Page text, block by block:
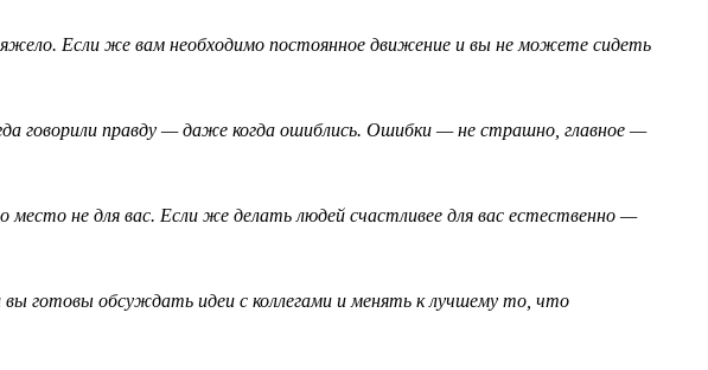
Если же вам необходимо постоянное движение и вы не можете сидеть
говорили правду — даже когда ошиблись. Ошибки — не страшно, главное —
не для вас. Если же делать людей счастливее для вас естественно —
готовы обсуждать идеи с коллегами и менять к лучшему то, что